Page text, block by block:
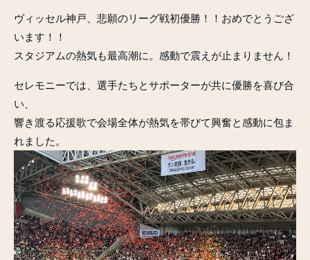
ヴィッセル神戸、悲願のリーグ戦初優勝！！おめでとうござ
います！！
スタジアムの熱気も最高潮に。感動で震えが止まりません！
セレモニーでは、選手たちとサポーターが共に優勝を喜び合
い、
響き渡る応援歌で会場全体が熱気を帯びて興奮と感動に包ま
れました。